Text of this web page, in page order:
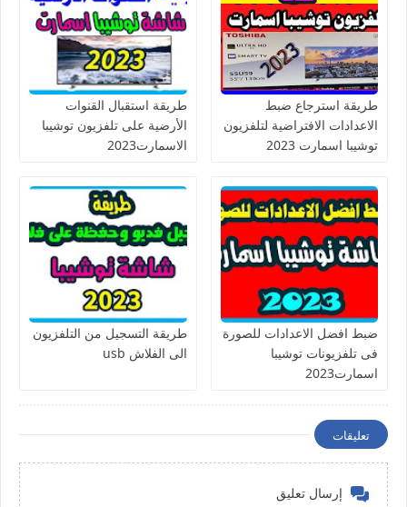
طريقة استرجاع ضبط
الاعدادات الافتراضية لتلفزيون
توشيبا اسمارت 2023
طريقة استقبال القنوات
الأرضية على تلفزيون توشيبا
الاسمارت2023
ضبط افضل الاعدادات للصورة
فى تلفزيونات توشيبا
اسمارت2023
طريقة التسجيل من التلفزيون
الى الفلاش usb
تعليقات
إرسال تعليق